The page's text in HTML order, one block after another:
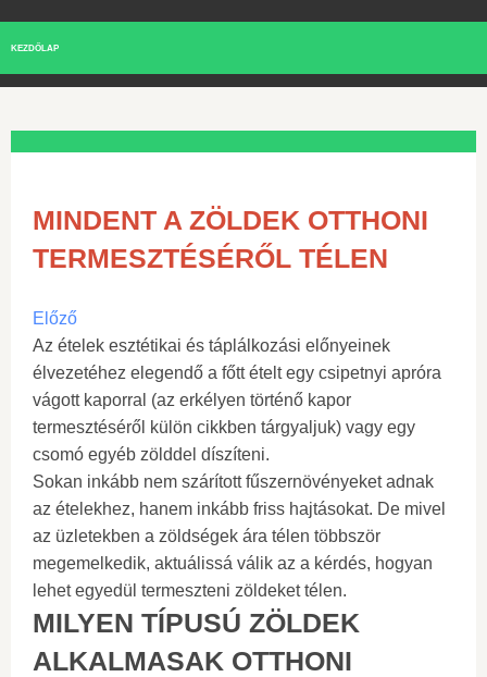
KEZDŐLAP
MINDENT A ZÖLDEK OTTHONI
TERMESZTÉSÉRŐL TÉLEN
Előző
Az ételek esztétikai és táplálkozási előnyeinek
élvezetéhez elegendő a főtt ételt egy csipetnyi apróra
vágott kaporral (az erkélyen történő kapor
termesztéséről külön cikkben tárgyaljuk) vagy egy
csomó egyéb zölddel díszíteni.
Sokan inkább nem szárított fűszernövényeket adnak
az ételekhez, hanem inkább friss hajtásokat. De mivel
az üzletekben a zöldségek ára télen többször
megemelkedik, aktuálissá válik az a kérdés, hogyan
lehet egyedül termeszteni zöldeket télen.
MILYEN TÍPUSÚ ZÖLDEK
ALKALMASAK OTTHONI